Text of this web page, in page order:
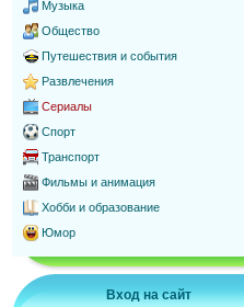
Музыка
Общество
Путешествия и события
Развлечения
Сериалы
Спорт
Транспорт
Фильмы и анимация
Хобби и образование
Юмор
Вход на сайт